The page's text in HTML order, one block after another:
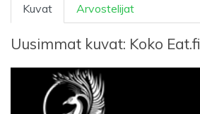
Kuvat Arvostelijat
Uusimmat kuvat: Koko Eat.fi